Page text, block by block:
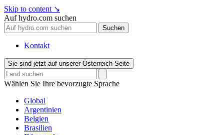
Skip to content ↘
Auf hydro.com suchen
Suchen
Kontakt
Sie sind jetzt auf unserer Österreich Seite
Wählen Sie Ihre bevorzugte Sprache
Global
Argentinien
Belgien
Brasilien